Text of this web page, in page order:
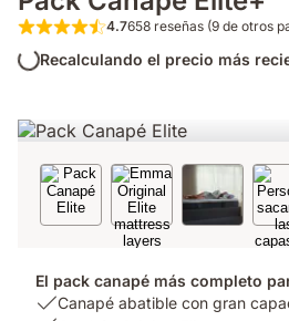
4.7 de 5
4.7658 reseñas (9 de otros
Recalculando el precio más
El pack canapé más completo
USPCanapé abatible con gran